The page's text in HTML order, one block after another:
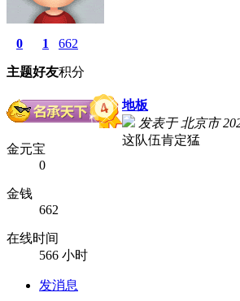
0
主题
1
好友
662
积分
金元宝
0
金钱
662
在线时间
566 小时
发消息
地板
发表于 北京市
这队伍肯定猛